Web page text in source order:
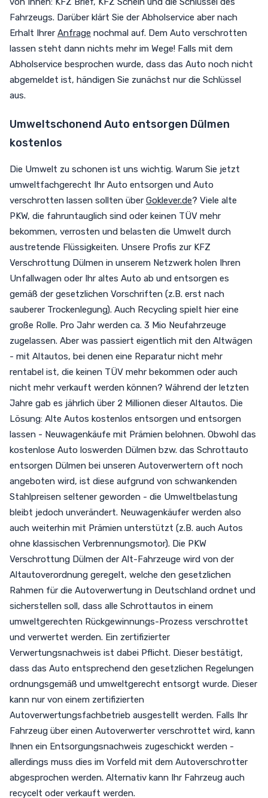
Fahrzeugs. Darüber klärt Sie der Abholservice aber nach
Erhalt Ihrer Anfrage nochmal auf. Dem Auto verschrotten
lassen steht dann nichts mehr im Wege! Falls mit dem
Abholservice besprochen wurde, dass das Auto noch nicht
abgemeldet ist, händigen Sie zunächst nur die Schlüssel
aus.
Umweltschonend Auto entsorgen Dülmen
kostenlos
Die Umwelt zu schonen ist uns wichtig. Warum Sie jetzt
umweltfachgerecht Ihr Auto entsorgen und Auto
verschrotten lassen sollten über Goklever.de? Viele alte
PKW, die fahruntauglich sind oder keinen TÜV mehr
bekommen, verrosten und belasten die Umwelt durch
austretende Flüssigkeiten. Unsere Profis zur KFZ
Verschrottung Dülmen in unserem Netzwerk holen Ihren
Unfallwagen oder Ihr altes Auto ab und entsorgen es
gemäß der gesetzlichen Vorschriften (z.B. erst nach
sauberer Trockenlegung). Auch Recycling spielt hier eine
große Rolle. Pro Jahr werden ca. 3 Mio Neufahrzeuge
zugelassen. Aber was passiert eigentlich mit den Altwägen
- mit Altautos, bei denen eine Reparatur nicht mehr
rentabel ist, die keinen TÜV mehr bekommen oder auch
nicht mehr verkauft werden können? Während der letzten
Jahre gab es jährlich über 2 Millionen dieser Altautos. Die
Lösung: Alte Autos kostenlos entsorgen und entsorgen
lassen - Neuwagenkäufe mit Prämien belohnen. Obwohl das
kostenlose Auto loswerden Dülmen bzw. das Schrottauto
entsorgen Dülmen bei unseren Autoverwertern oft noch
angeboten wird, ist diese aufgrund von schwankenden
Stahlpreisen seltener geworden - die Umweltbelastung
bleibt jedoch unverändert. Neuwagenkäufer werden also
auch weiterhin mit Prämien unterstützt (z.B. auch Autos
ohne klassischen Verbrennungsmotor). Die PKW
Verschrottung Dülmen der Alt-Fahrzeuge wird von der
Altautoverordnung geregelt, welche den gesetzlichen
Rahmen für die Autoverwertung in Deutschland ordnet und
sicherstellen soll, dass alle Schrottautos in einem
umweltgerechten Rückgewinnungs-Prozess verschrottet
und verwertet werden. Ein zertifizierter
Verwertungsnachweis ist dabei Pflicht. Dieser bestätigt,
dass das Auto entsprechend den gesetzlichen Regelungen
ordnungsgemäß und umweltgerecht entsorgt wurde. Dieser
kann nur von einem zertifizierten
Autoverwertungsfachbetrieb ausgestellt werden. Falls Ihr
Fahrzeug über einen Autoverwerter verschrottet wird, kann
Ihnen ein Entsorgungsnachweis zugeschickt werden -
allerdings muss dies im Vorfeld mit dem Autoverschrotter
abgesprochen werden. Alternativ kann Ihr Fahrzeug auch
recycelt oder verkauft werden.